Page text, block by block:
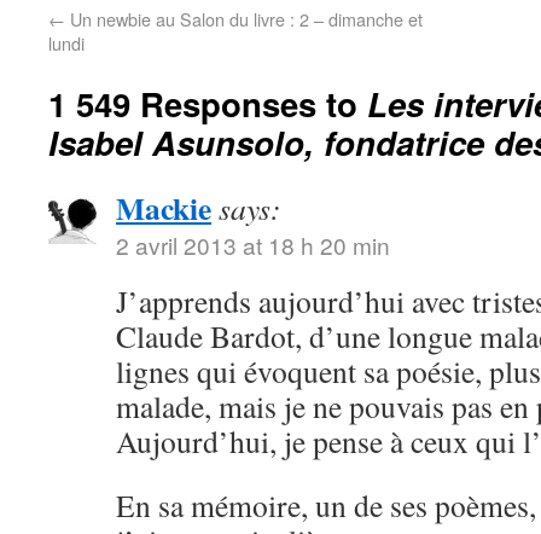
← Un newbie au Salon du livre : 2 – dimanche et
lundi
1 549 Responses to Les
Isabel Asunsolo, fondatrice
Mackiesays:
2 avril 2013 at 18 h 20 min
J’apprends aujourd’hui avec
Claude Bardot, d’une longue
lignes qui évoquent sa poésie,
malade, mais je ne pouvais pas
Aujourd’hui, je pense à ceux qui
En sa mémoire, un de ses